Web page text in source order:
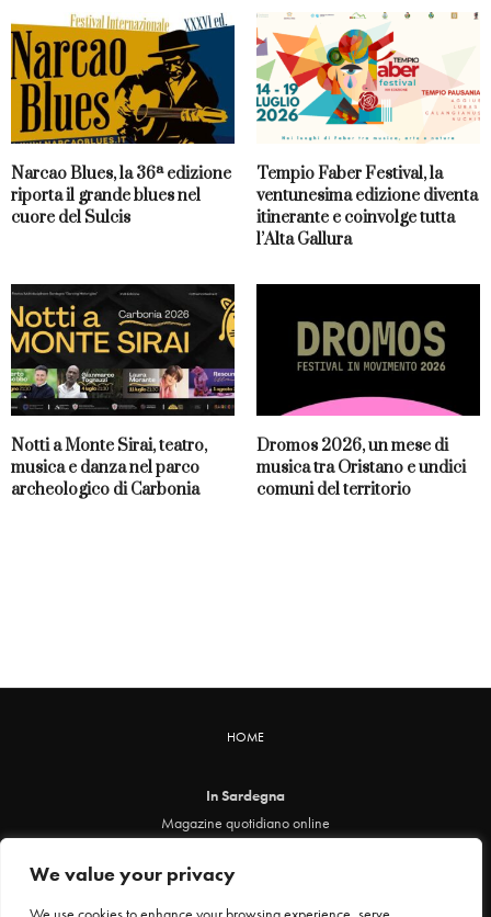
We value your privacy
Narcao Blues, la 36ª edizione
riporta il grande blues nel
cuore del Sulcis
Tempio Faber Festival, la
ventunesima edizione diventa
itinerante e coinvolge tutta
l’Alta Gallura
Notti a Monte Sirai, teatro,
musica e danza nel parco
archeologico di Carbonia
Dromos 2026, un mese di
musica tra Oristano e undici
comuni del territorio
HOME
In Sardegna
Magazine quotidiano online
Direttore responsabile ed editore: Claudia Marin
Piazza Santa Chiara, 49 - 00186 - Roma